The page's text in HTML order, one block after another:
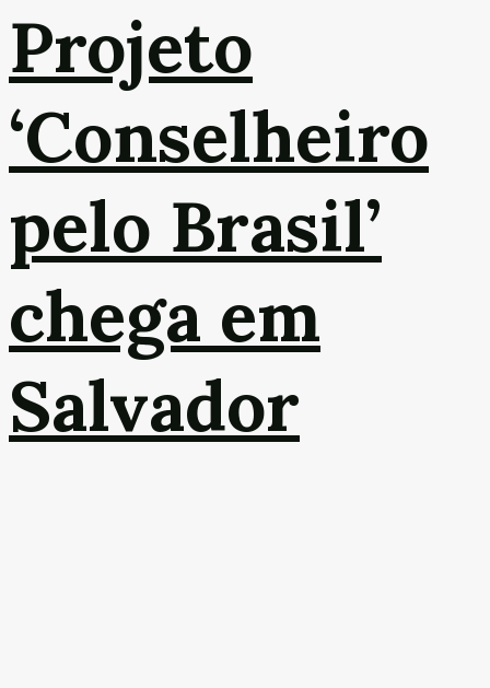
Projeto
‘Conselheiro
pelo Brasil’
chega em
Salvador